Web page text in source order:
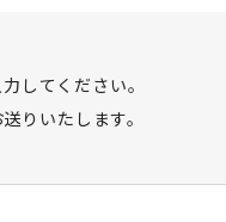
してください。
りいたします。